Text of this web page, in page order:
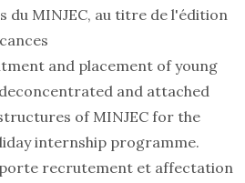
du MINJEC, au titre de l'édition
and placement of young
and attached
of MINJEC for the
internship programme.
recrutement et affectation